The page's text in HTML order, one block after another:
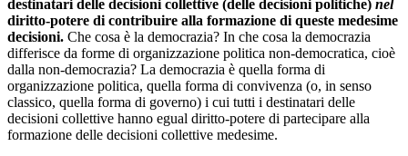
destinatari delle decisioni collettive (delle decisioni politiche) nel
diritto-potere di contribuire alla formazione di queste medesime
decisioni. Che cosa è la democrazia? In che cosa la democrazia
differisce da forme di organizzazione politica non-democratica, cioè
dalla non-democrazia? La democrazia è quella forma di
organizzazione politica, quella forma di convivenza (o, in senso
classico, quella forma di governo) i cui tutti i destinatari delle
decisioni collettive hanno egual diritto-potere di partecipare alla
formazione delle decisioni collettive medesime.